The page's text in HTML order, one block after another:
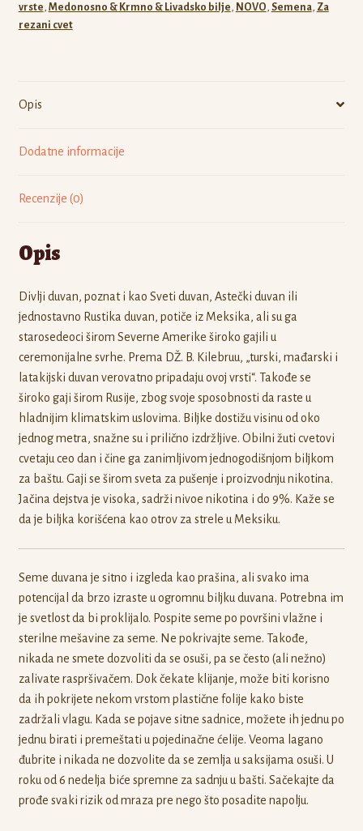
vrste, Medonosno & Krmno & Livadsko bilje, NOVO, Semena, Za
rezani cvet
Opis
Dodatne informacije
Recenzije (0)
Opis
Divlji duvan, poznat i kao Sveti duvan, Astečki duvan ili
jednostavno Rustika duvan, potiče iz Meksika, ali su ga
starosedeoci širom Severne Amerike široko gajili u
ceremonijalne svrhe. Prema DŽ. B. Kilebruu, „turski, mađarski i
latakijski duvan verovatno pripadaju ovoj vrsti“. Takođe se
široko gaji širom Rusije, zbog svoje sposobnosti da raste u
hladnijim klimatskim uslovima. Biljke dostižu visinu od oko
jednog metra, snažne su i prilično izdržljive. Obilni žuti cvetovi
cvetaju ceo dan i čine ga zanimljivom jednogodišnjom biljkom
za baštu. Gaji se širom sveta za pušenje i proizvodnju nikotina.
Jačina dejstva je visoka, sadrži nivoe nikotina i do 9%. Kaže se
da je biljka korišćena kao otrov za strele u Meksiku.
Seme duvana je sitno i izgleda kao prašina, ali svako ima
potencijal da brzo izraste u ogromnu biljku duvana. Potrebna im
je svetlost da bi proklijalo. Pospite seme po površini vlažne i
sterilne mešavine za seme. Ne pokrivajte seme. Takođe,
nikada ne smete dozvoliti da se osuši, pa se često (ali nežno)
zalivate raspršivačem. Dok čekate klijanje, može biti korisno
da ih pokrijete nekom vrstom plastične folije kako biste
zadržali vlagu. Kada se pojave sitne sadnice, možete ih jednu po
jednu birati i premeštati u pojedinačne ćelije. Veoma lagano
đubrite i nikada ne dozvolite da se zemlja u saksijama osuši. U
roku od 6 nedelja biće spremne za sadnju u bašti. Sačekajte da
prođe svaki rizik od mraza pre nego što posadite napolju.